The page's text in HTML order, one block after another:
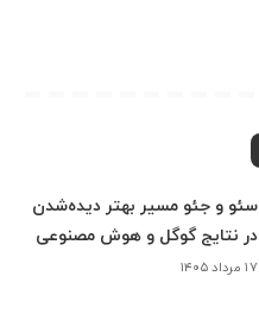
سئو و جئو مسیر بهتر دیده‌شدن
در نتایج گوگل و هوش مصنوعی
۱۷ مرداد ۱۴۰۵